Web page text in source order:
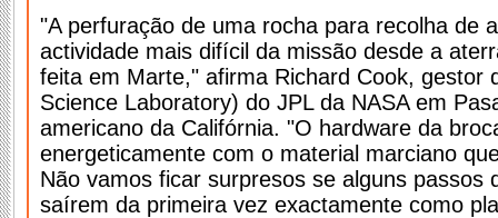
"A perfuração de uma rocha para recolha de
actividade mais difícil da missão desde a
feita em Marte," afirma Richard Cook, gestor
Science Laboratory) do JPL da NASA em
americano da Califórnia. "O hardware da
energeticamente com o material marciano
Não vamos ficar surpresos se alguns passos
saírem da primeira vez exactamente como